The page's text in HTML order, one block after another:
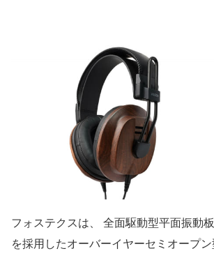
フォステクスは、 全面駆動型平面振動
を採用したオーバーイヤーセミオープ